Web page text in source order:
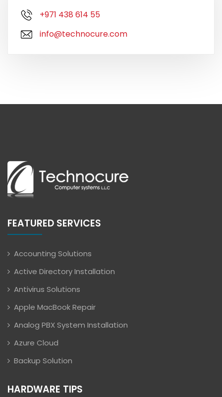
+971 438 614 55
info@technocure.com
FEATURED SERVICES
Accounting Solutions
Active Directory Installation
Antivirus Solutions
Apple MacBook Repair
Analog PBX System Installation
Azure Cloud
Backup Solution
HARDWARE TIPS